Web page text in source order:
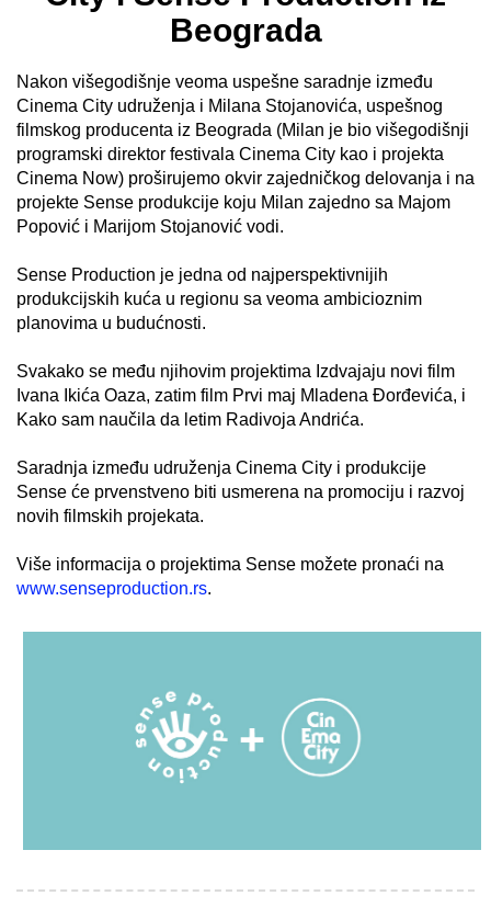
Beograda
Nakon višegodišnje veoma uspešne saradnje između
Cinema City udruženja i Milana Stojanovića, uspešnog
filmskog producenta iz Beograda (Milan je bio višegodišnji
programski direktor festivala Cinema City kao i projekta
Cinema Now) proširujemo okvir zajedničkog delovanja i na
projekte Sense produkcije koju Milan zajedno sa Majom
Popović i Marijom Stojanović vodi.
Sense Production je jedna od najperspektivnijih
produkcijskih kuća u regionu sa veoma ambicioznim
planovima u budućnosti.
Svakako se među njihovim projektima Izdvajaju novi film
Ivana Ikića Oaza, zatim film Prvi maj Mladena Đorđevića, i
Kako sam naučila da letim Radivoja Andrića.
Saradnja između udruženja Cinema City i produkcije
Sense će prvenstveno biti usmerena na promociju i razvoj
novih filmskih projekata.
Više informacija o projektima Sense možete pronaći na
www.senseproduction.rs.